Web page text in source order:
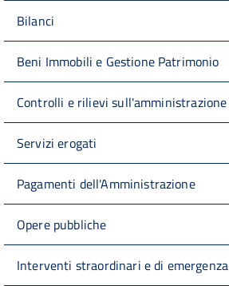
Bilanci
Beni Immobili e Gestione Patrimonio
Controlli e rilievi sull'amministrazione
Servizi erogati
Pagamenti dell'Amministrazione
Opere pubbliche
Interventi straordinari e di emergenza